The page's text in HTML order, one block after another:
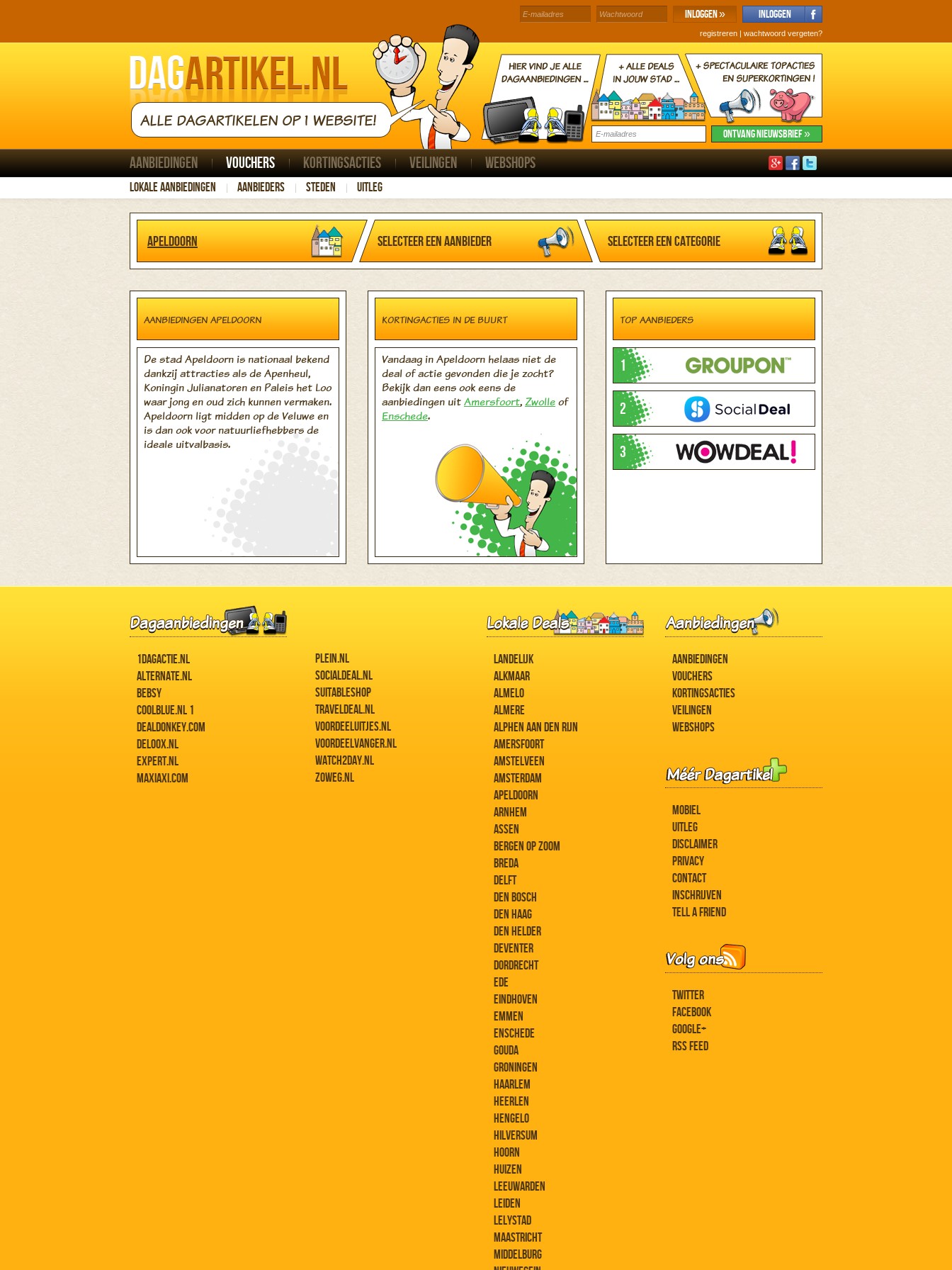
registreren | wachtwoord vergeten?
ALLE DAGARTIKELEN OP 1 WEBSITE!
Aanbiedingen Vouchers Kortingsacties Veilingen Webshops
Lokale aanbiedingen Aanbieders Steden Uitleg
Apeldoorn Selecteer een aanbieder Selecteer een categorie
AANBIEDINGEN APELDOORN
De stad Apeldoorn is nationaal bekend
dankzij attracties als de Apenheul,
Koningin Julianatoren en Paleis het Loo
waar jong en oud zich kunnen vermaken.
Apeldoorn ligt midden op de Veluwe en
is dan ook voor natuurliefhebbers de
ideale uitvalbasis.
KORTINGACTIES IN DE BUURT
Vandaag in Apeldoorn helaas niet de
deal of actie gevonden die je zocht?
Bekijk dan eens ook eens de
aanbiedingen uitAmersfoort,Zwolleof
Enschede.
TOP AANBIEDERS
1
2
3
1DAGACTIE.NL
ALTERNATE.NL
BEBSY
COOLBLUE.NL 1
DEALDONKEY.COM
DELOOX.NL
EXPERT.NL
MAXIAXI.COM
PLEIN.NL
SOCIALDEAL.NL
SUITABLESHOP
TRAVELDEAL.NL
VOORDEELUITJES.NL
VOORDEELVANGER.NL
WATCH2DAY.NL
ZOWEG.NL
LANDELIJK
ALKMAAR
ALMELO
ALMERE
ALPHEN AAN DEN RIJN
AMERSFOORT
AMSTELVEEN
AMSTERDAM
APELDOORN
ARNHEM
ASSEN
BERGEN OP ZOOM
BREDA
DELFT
DEN BOSCH
DEN HAAG
DEN HELDER
DEVENTER
DORDRECHT
EDE
EINDHOVEN
EMMEN
ENSCHEDE
GOUDA
GRONINGEN
HAARLEM
HEERLEN
HENGELO
HILVERSUM
HOORN
HUIZEN
LEEUWARDEN
LEIDEN
LELYSTAD
MAASTRICHT
MIDDELBURG
AANBIEDINGEN
VOUCHERS
KORTINGSACTIES
VEILINGEN
WEBSHOPS
MOBIEL
UITLEG
DISCLAIMER
PRIVACY
CONTACT
INSCHRIJVEN
TELL A FRIEND
TWITTER
FACEBOOK
GOOGLE+
RSS FEED